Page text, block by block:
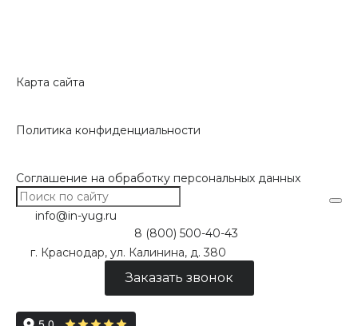
Карта сайта
Политика конфиденциальности
Соглашение на обработку персональных данных
info@in-yug.ru
8 (800) 500-40-43
г. Краснодар, ул. Калинина, д. 380
Заказать звонок